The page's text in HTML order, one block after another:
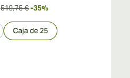
519,75 € -35%
Caja de 25